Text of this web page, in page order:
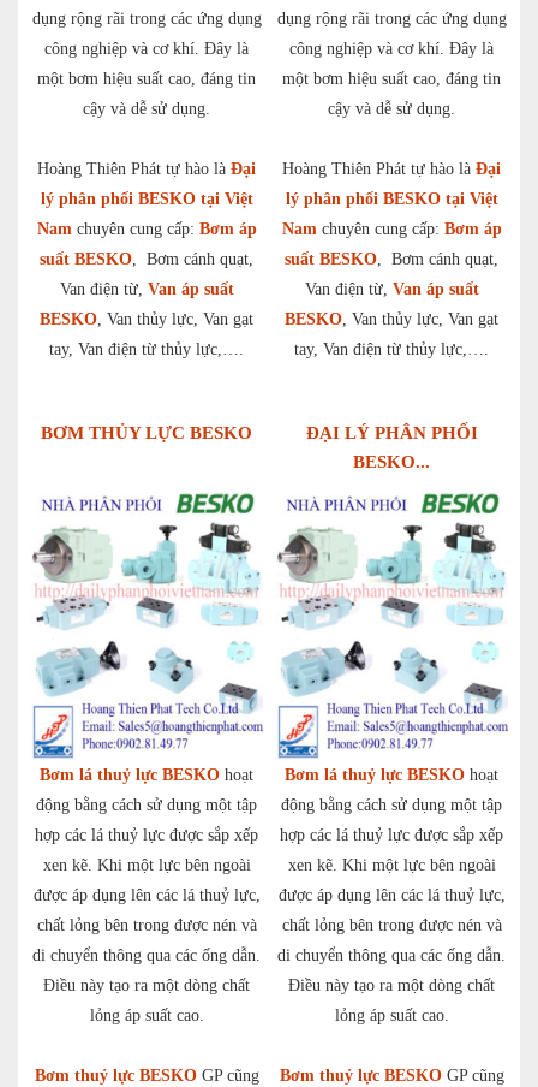
dụng rộng rãi trong các ứng dụng
công nghiệp và cơ khí. Đây là
một bơm hiệu suất cao, đáng tin
cậy và dễ sử dụng.
Hoàng Thiên Phát tự hào là Đại
lý phân phối BESKO tại Việt
Namchuyên cung cấp: Bơm áp
suất BESKO, Bơm cánh quạt,
Van điện từ, Van áp suất
BESKO, Van thủy lực, Van gạt
tay, Van điện từ thủy lực,….
BƠM THỦY LỰC BESKO
dụng rộng rãi trong các ứng dụng
công nghiệp và cơ khí. Đây là
một bơm hiệu suất cao, đáng tin
cậy và dễ sử dụng.
Hoàng Thiên Phát tự hào là Đại
lý phân phối BESKO tại Việt
Namchuyên cung cấp: Bơm áp
suất BESKO, Bơm cánh quạt,
Van điện từ, Van áp suất
BESKO, Van thủy lực, Van gạt
tay, Van điện từ thủy lực,….
ĐẠI LÝ PHÂN PHỐI
BESKO...
Bơm lá thuỷ lực BESKO hoạt
động bằng cách sử dụng một tập
hợp các lá thuỷ lực được sắp xếp
xen kẽ. Khi một lực bên ngoài
được áp dụng lên các lá thuỷ lực,
chất lỏng bên trong được nén và
di chuyển thông qua các ống dẫn.
Điều này tạo ra một dòng chất
lỏng áp suất cao.
Bơm thuỷ lực BESKOGP cũng
Bơm lá thuỷ lực BESKO hoạt
động bằng cách sử dụng một tập
hợp các lá thuỷ lực được sắp xếp
xen kẽ. Khi một lực bên ngoài
được áp dụng lên các lá thuỷ lực,
chất lỏng bên trong được nén và
di chuyển thông qua các ống dẫn.
Điều này tạo ra một dòng chất
lỏng áp suất cao.
Bơm thuỷ lực BESKOGP cũng